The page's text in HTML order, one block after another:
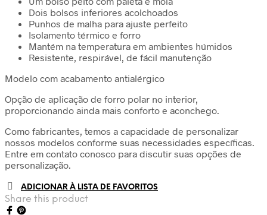
Dois bolsos inferiores acolchoados
Punhos de malha para ajuste perfeito
Isolamento térmico e forro
Mantém na temperatura em ambientes húmidos
Resistente, respirável, de fácil manutenção
Modelo com acabamento antialérgico
Opção de aplicação de forro polar no interior,
proporcionando ainda mais conforto e aconchego.
Como fabricantes, temos a capacidade de personalizar
nossos modelos conforme suas necessidades específicas.
Entre em contato conosco para discutir suas opções de
personalização.
ADICIONAR À LISTA DE FAVORITOS
Share this product